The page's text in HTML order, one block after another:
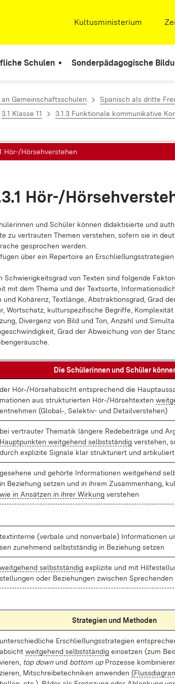
Extern:
Kultusministerium (Öffnet
Schulen Sonderpädagogische
Gemeinschaftsschulen
Spanisch als dritte
3.1 Klasse 11 3.1.3 Funktionale kommunikative
Hör-/Hörsehverstehen
Hör-/
und Schü­ler kön­nen di­dak­ti­sier­te und
zu ver­trau­ten The­men ver­ste­hen, so­fern sie in
ge­spro­chen wer­den.
über ein Re­per­toire an
Schwie­rig­keits­grad von Tex­ten sind fol­gen­de
mit dem The­ma und der Text­sor­te,
und Ko­hä­renz, Text­län­ge, Abs­trak­ti­ons­grad, Grad
Wort­schatz, kul­tur­spe­zi­fi­sche Be­grif­fe,
Di­ver­genz von Bild und Ton, An­zahl und
Grad der Ab­wei­chung von der
Die Schü­le­rin­nen und Schü­ler
der Hör‑/Hör­se­h­ab­sicht ent­spre­chend die
ma­tio­nen aus struk­tu­rier­ten Hör‑/Hör­seh­t­ex­ten
ent­neh­men (Glo­bal‑, Se­lek­tiv- und De­tail­ver­ste­hen)
bei ver­trau­ter The­ma­tik län­ge­re Re­de­bei­trä­ge und
Haupt­punk­ten weit­ge­hend selbst­stän­dig ver­ste­hen,
durch ex­pli­zi­te Si­gna­le klar struk­tu­riert und
ge­se­he­ne und ge­hör­te In­for­ma­tio­nen weit­ge­hend
in Be­zie­hung set­zen und in ih­rem Zu­sam­men­hang,
wie in An­sät­zen in ih­rer Wir­kung ver­ste­hen
text­in­ter­ne (ver­ba­le und non­ver­ba­le) In­for­ma­tio­nen
sen zu­neh­mend selbst­stän­dig in Be­zie­hung set­zen
weit­ge­hend selbst­stän­dig ex­pli­zi­te und mit
stel­lun­gen oder Be­zie­hun­gen zwi­schen
Stra­te­gi­en und Me­tho­den
un­ter­schied­li­che Er­schlie­ßungs­stra­te­gi­en
ab­sicht weit­ge­hend selbst­stän­dig ein­set­zen (zum
vie­ren,
top downund bot­tom upPro­zes­se
zie­ren, Mit­schrei­be­tech­ni­ken an­wen­den